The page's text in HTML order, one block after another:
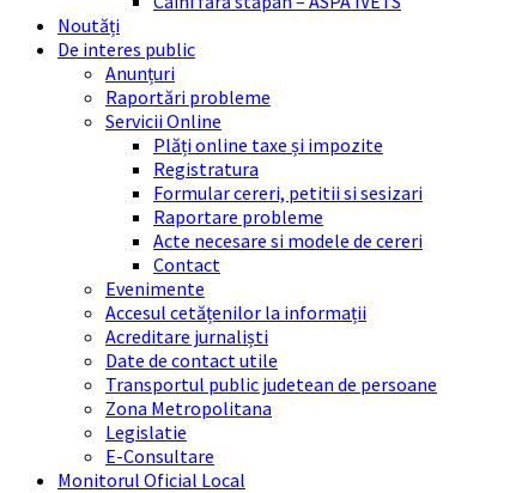
Noutăți
De interes public
Anunțuri
Raportări probleme
Servicii Online
Plăți online taxe și impozite
Registratura
Formular cereri, petitii si sesizari
Raportare probleme
Acte necesare si modele de cereri
Contact
Evenimente
Accesul cetățenilor la informații
Acreditare jurnaliști
Date de contact utile
Transportul public judetean de persoane
Zona Metropolitana
Legislatie
E-Consultare
Monitorul Oficial Local